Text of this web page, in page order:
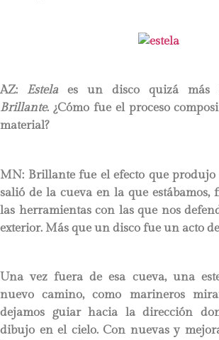
AZ: Estelaes un disco quizá más
Brillante. ¿Cómo fue el proceso
material?
MN: Brillante fue el efecto que
salió de la cueva en la que estábamos,
las herramientas con las que nos
exterior. Más que un disco fue un acto
Una vez fuera de esa cueva, una
nuevo camino, como marineros
dejamos guiar hacia la dirección
dibujo en el cielo. Con nuevas y